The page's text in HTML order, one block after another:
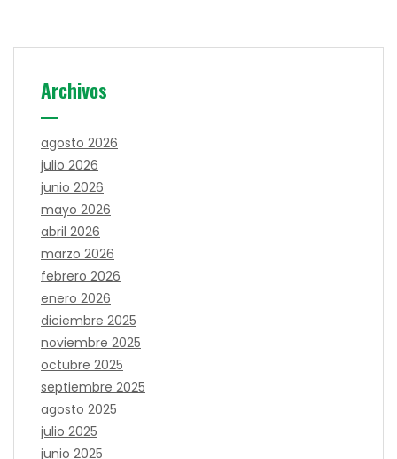
Archivos
agosto 2026
julio 2026
junio 2026
mayo 2026
abril 2026
marzo 2026
febrero 2026
enero 2026
diciembre 2025
noviembre 2025
octubre 2025
septiembre 2025
agosto 2025
julio 2025
junio 2025